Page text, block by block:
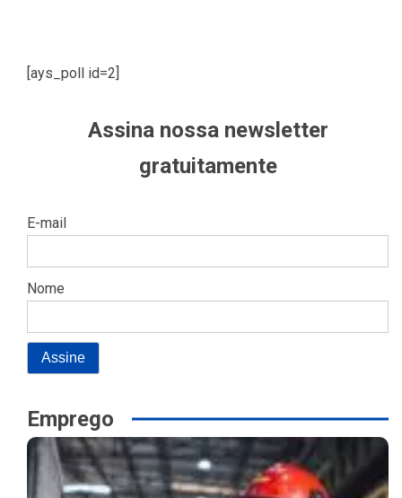
[ays_poll id=2]
Assina nossa newsletter
gratuitamente
E-mail
Nome
Emprego